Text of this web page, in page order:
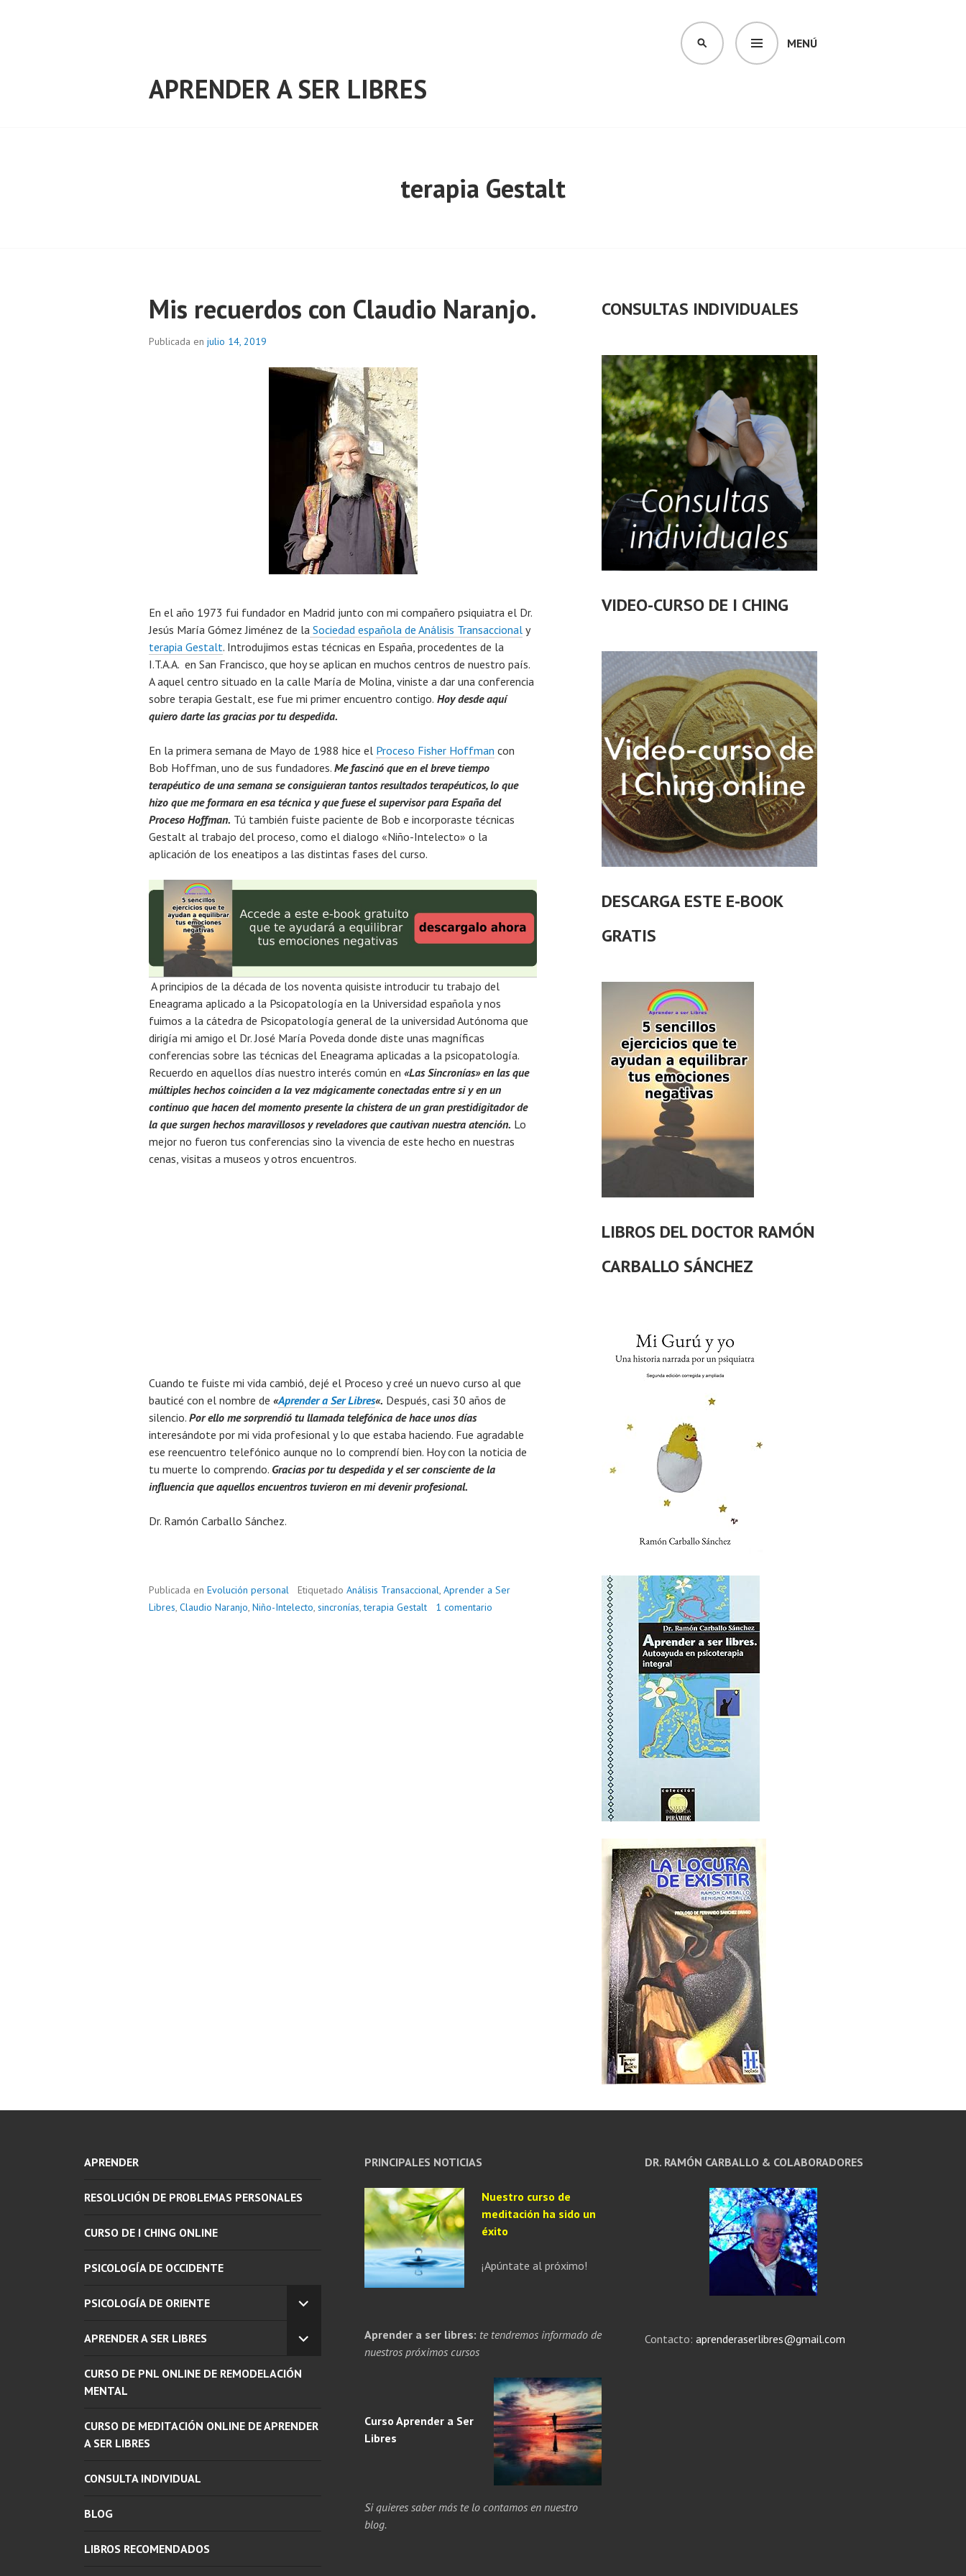
APRENDER A SER LIBRES
MENÚ
BUSCAR
terapia Gestalt
Mis recuerdos con Claudio Naranjo.
Publicada en julio 14, 2019
En el año 1973 fui fundador en Madrid junto con mi compañero psiquiatra el Dr.
Jesús María Gómez Jiménez de la Sociedad española de Análisis Transaccional y
terapia Gestalt. Introdujimos estas técnicas en España, procedentes de la
I.T.A.A. en San Francisco, que hoy se aplican en muchos centros de nuestro país.
A aquel centro situado en la calle María de Molina, viniste a dar una conferencia
sobre terapia Gestalt, ese fue mi primer encuentro contigo. Hoy desde aquí
quiero darte las gracias por tu despedida.
En la primera semana de Mayo de 1988 hice el Proceso Fisher Hoffman con
Bob Hoffman, uno de sus fundadores. Me fascinó que en el breve tiempo
terapéutico de una semana se consiguieran tantos resultados terapéuticos, lo que
hizo que me formara en esa técnica y que fuese elsupervisor para España del
Proceso Hoffman. Tú también fuiste paciente de Bob e incorporaste técnicas
Gestalt al trabajo del proceso, como el dialogo «Niño-Intelecto» o la
aplicación de los eneatipos a las distintas fases del curso.
A principios de la década de los noventa quisiste introducir tu trabajo del
Eneagrama aplicado a la Psicopatología en la Universidad española y nos
fuimos a la cátedra de Psicopatología general de la universidad Autónoma que
dirigía mi amigo el Dr. José María Poveda donde diste unas magníficas
conferencias sobre las técnicas del Eneagrama aplicadas a la psicopatología.
Recuerdo en aquellos días nuestro interés común en «Las Sincronías» en las que
múltiples hechos coinciden a la vez mágicamente conectadas entre si y en un
continuo que hacen del momento presente la chistera de un gran prestidigitador de
la que surgen hechos maravillosos y reveladores que cautivan nuestra atención. Lo
mejor no fueron tus conferencias sino la vivencia de este hecho en nuestras
cenas, visitas a museos y otros encuentros.
Cuando te fuiste mi vida cambió, dejé el Proceso y creé un nuevo curso al que
bauticé con el nombre de «Aprender a Ser Libres«. Después, casi 30 años de
silencio. Por ello me sorprendió tu llamada telefónica de hace unos días
interesándote por mi vida profesional y lo que estaba haciendo. Fue agradable
ese reencuentro telefónico aunque no lo comprendí bien. Hoy con la noticia de
tu muerte lo comprendo. Gracias por tu despedida y el ser consciente de la
influencia que aquellos encuentros tuvieron en mi devenir profesional.
Dr. Ramón Carballo Sánchez.
Publicada en Evolución personal Etiquetado Análisis Transaccional, Aprender a Ser
Libres, Claudio Naranjo, Niño-Intelecto, sincronías,terapia Gestalt 1 comentario
CONSULTAS INDIVIDUALES
VIDEO-CURSO DE I CHING
DESCARGA ESTE E-BOOK
GRATIS
LIBROS DEL DOCTOR RAMÓN
CARBALLO SÁNCHEZ
APRENDER
RESOLUCIÓN DE PROBLEMAS PERSONALES
CURSO DE I CHING ONLINE
PSICOLOGÍA DE OCCIDENTE
PSICOLOGÍA DE ORIENTE
EXPANDE
MENÚ
APRENDER A SER LIBRES
EXPANDE
CURSO DE PNL ONLINE DE REMODELACIÓN
MENTAL
CURSO DE MEDITACIÓN ONLINE DE APRENDER
A SER LIBRES
CONSULTA INDIVIDUAL
BLOG
LIBROS RECOMENDADOS
PRINCIPALES NOTICIAS
Nuestro curso de
meditación ha sido un
éxito
¡Apúntate al próximo!
Aprender a ser libres: te tendremos informado de
nuestros próximos cursos
Curso Aprender a Ser
Libres
Si quieres saber más te lo contamos en nuestro
blog.
DR. RAMÓN CARBALLO & COLABORADORES
Contacto: aprenderaserlibres@gmail.com